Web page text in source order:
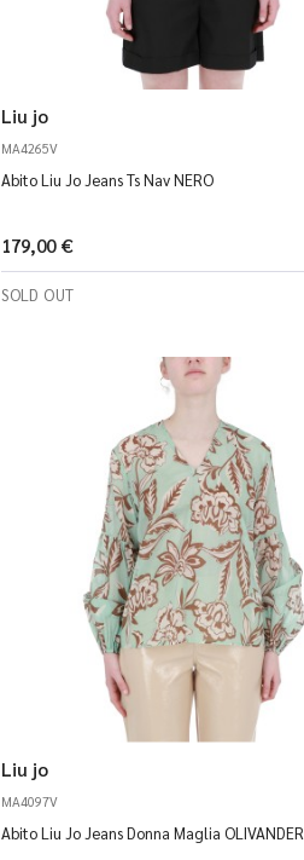
Liu jo
MA4265V
Abito Liu Jo Jeans Ts Nav NERO
179,00 €
SOLD OUT
Liu jo
MA4097V
Abito Liu Jo Jeans Donna Maglia OLIVANDER